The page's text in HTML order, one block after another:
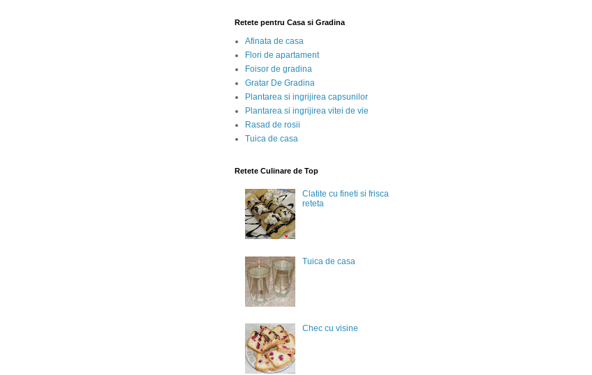
Retete pentru Casa si Gradina
Afinata de casa
Flori de apartament
Foisor de gradina
Gratar De Gradina
Plantarea si ingrijirea capsunilor
Plantarea si ingrijirea vitei de vie
Rasad de rosii
Tuica de casa
Retete Culinare de Top
Clatite cu fineti si frisca
reteta
Tuica de casa
Chec cu visine